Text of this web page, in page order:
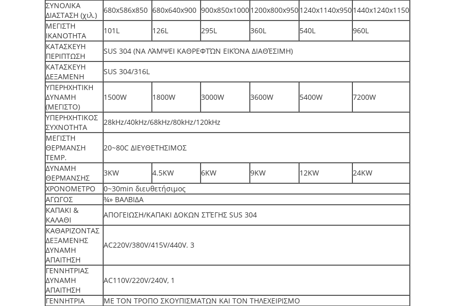
ΣΥΝΟΛΙΚΑ
ΔΙΑΣΤΑΣΗ (χιλ.)
680x586x850 680x640x900 900x850x10001200x800x9501240x1140x9501440x1240x1150
ΜΕΓΙΣΤΗ
ΙΚΑΝΟΤΗΤΑ
101L 126L 295L 360L 540L
960L
ΚΑΤΑΣΚΕΥΗ
ΠΕΡΙΠΤΩΣΗ
SUS 304 (ΝΑ ΛΆΜΨΕΙ ΚΑΘΡΕΦΤΏΝ ΕΙΚΌΝΑ ΔΙΑΘΈΣΙΜΗ)
ΚΑΤΑΣΚΕΥΗ
ΔΕΞΑΜΕΝΗ
SUS 304/316L
ΥΠΕΡΗΧΗΤΙΚΗ
ΔΥΝΑΜΗ
(ΜΕΓΙΣΤΟ)
1500W 1800W 3000W 3600W 5400W 7200W
ΥΠΕΡΗΧΗΤΙΚΟΣ
ΣΥΧΝΟΤΗΤΑ
28kHz/40kHz/68kHz/80kHz/120kHz
ΜΕΓΙΣΤΗ
ΘΕΡΜΑΝΣΗ
TEMP.
20~80C ΔΙΕΥΘΕΤΗΣΙΜΟΣ
ΔΥΝΑΜΗ
ΘΕΡΜΑΝΣΗΣ
3KW 4.5KW 6KW 9KW 12KW
24KW
ΧΡΟΝΟΜΕΤΡΟ
0~30min διευθετήσιμος
ΑΓΩΓΟΣ
¾» ΒΑΛΒΙΔΑ
ΚΑΠΑΚΙ &
ΚΑΛΑΘΙ
ΑΠΟΓΕΙΩΣΗ/ΚΑΠΑΚΙ ΔΟΚΩΝ ΣΤΈΓΗΣ SUS 304
ΚΑΘΑΡΙΖΟΝΤΑΣ
ΔΕΞΑΜΕΝΗΣ
ΔΥΝΑΜΗ
ΑΠΑΙΤΗΣΗ
AC220V/380V/415V/440V. 3
ΓΕΝΝΗΤΡΙΑΣ
ΔΥΝΑΜΗ
ΑΠΑΙΤΗΣΗ
AC110V/220V/240V, 1
ΓΕΝΝΗΤΡΙΑ
ΜΕ ΤΟΝ ΤΡΟΠΟ ΣΚΟΥΠΙΣΜΑΤΩΝ ΚΑΙ ΤΟΝ ΤΗΛΕΧΕΙΡΙΣΜΟ